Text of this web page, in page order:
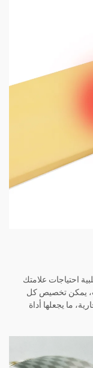
احتياجات علامتك
يمكن تخصيص كل
ما يجعلها أداة